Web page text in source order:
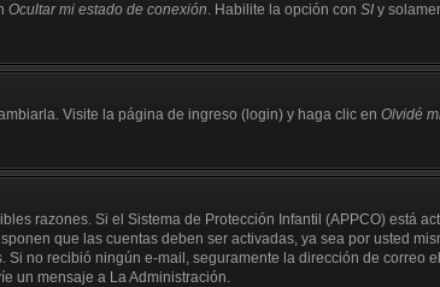
Ocultar mi estado de conexión. Habilite la opción con SI y
Visite la página de ingreso (login) y haga clic en Olvidé
razones. Si el Sistema de Protección Infantil (APPCO) está
que las cuentas deben ser activadas, ya sea por usted
no recibió ningún e-mail, seguramente la dirección de
un mensaje a La Administración.